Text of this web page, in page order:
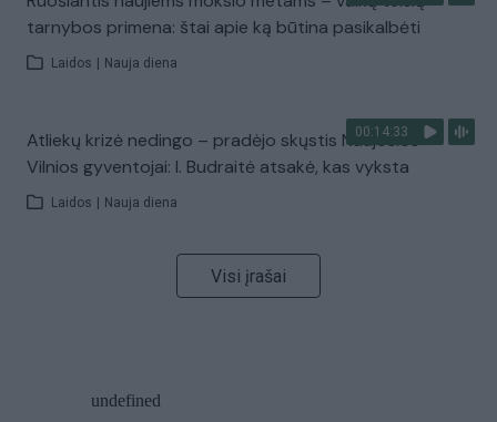
tarnybos primena: štai apie ką būtina pasikalbėti
Laidos Nauja diena
00:14:33
Atliekų krizė nedingo – pradėjo skųstis Naujosios
Vilnios gyventojai: I. Budraitė atsakė, kas vyksta
Laidos Nauja diena
Visi įrašai